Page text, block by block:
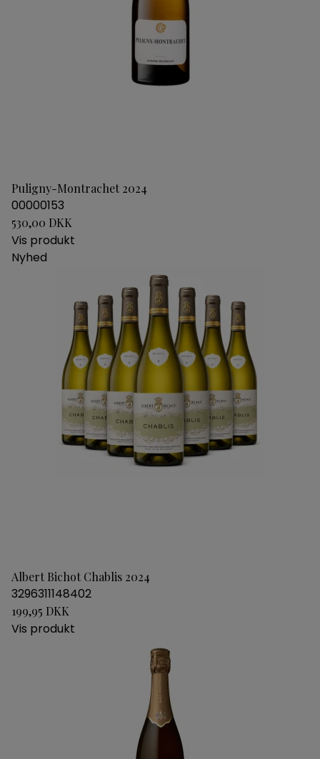
Puligny-Montrachet 2024
00000153
530,00 DKK
Vis produkt
Nyhed
Albert Bichot Chablis 2024
3296311148402
199,95 DKK
Vis produkt